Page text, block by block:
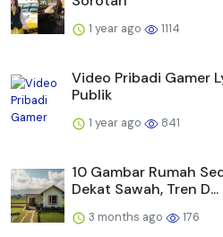
1 year ago 1114
Video Pribadi Gamer
Publik
1 year ago 841
10 Gambar Rumah
Dekat Sawah, Tren D...
3 months ago 176